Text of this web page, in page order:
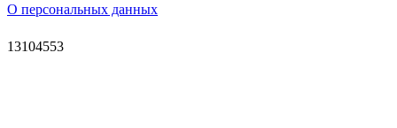
О персональных данных
13104553